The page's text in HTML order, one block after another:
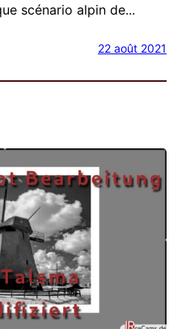
scénario alpin de...
22 août 2021